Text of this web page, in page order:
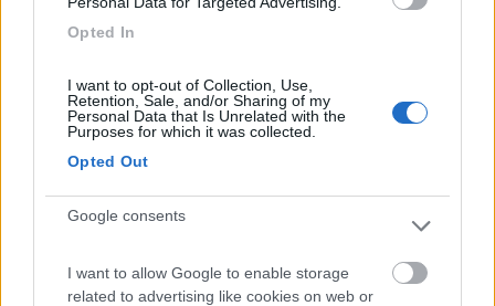
Opted In
I want to opt-out of Collection, Use,
Retention, Sale, and/or Sharing of my
Personal Data that Is Unrelated with the
Purposes for which it was collected.
Opted Out
Google consents
I want to allow Google to enable storage
related to advertising like cookies on web or
Life is too short to drink bad wine!!
Modificato da RobertoBcn il 02/09/2019 alle 15:23:14
Ciuick
253
Inserito il02/09/2019 alle: 22:22:23
In risposta al messaggio di
Il letto non vibra, e per chi ha avuto problemi alle luci, occhio perché c'é
la regulazione dell'altezza dell'interruttore, in alto a sinistra. Sui supporti
...